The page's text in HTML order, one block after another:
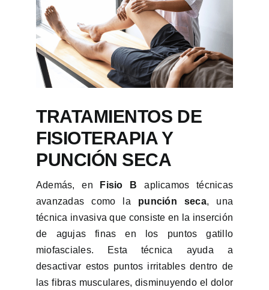
TRATAMIENTOS DE
FISIOTERAPIA Y
PUNCIÓN SECA
Además, en Fisio B aplicamos técnicas
avanzadas como la punción seca, una
técnica invasiva que consiste en la inserción
de agujas finas en los puntos gatillo
miofasciales. Esta técnica ayuda a
desactivar estos puntos irritables dentro de
las fibras musculares, disminuyendo el dolor